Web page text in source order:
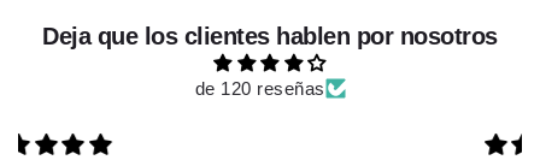
Deja que los clientes hablen por nosotros
de 120 reseñas